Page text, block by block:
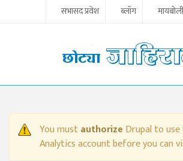
Skip to main content
सभासद प्रवेश ब्लॉग
WARNING MESSAGE
You mustauthorize Drupal to
Analytics account before you can